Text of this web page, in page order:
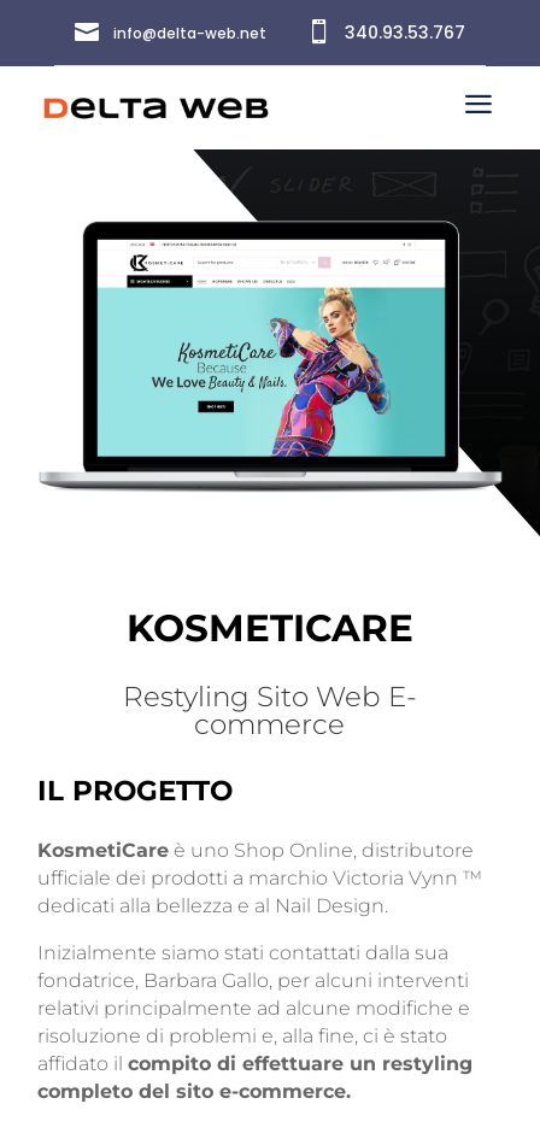
a
 info@delta-web.net  340.93.53.767
KOSMETICARE
Restyling Sito Web E-
commerce
IL PROGETTO
KosmetiCare è uno Shop Online, distributore
ufficiale dei prodotti a marchio Victoria Vynn ™
dedicati alla bellezza e al Nail Design.
Inizialmente siamo stati contattati dalla sua
fondatrice, Barbara Gallo, per alcuni interventi
relativi principalmente ad alcune modifiche e
risoluzione di problemi e, alla fine, ci è stato
affidato ilcompito di effettuare un restyling
completo del sito e-commerce.